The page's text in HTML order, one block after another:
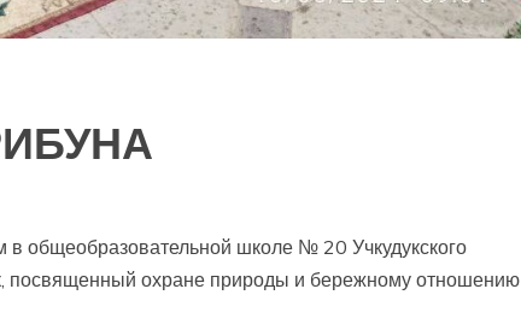
школе № 20 Учкудукского
посвященный охране природы и бережному отношению